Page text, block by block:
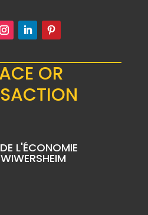
OR
L'ÉCONOMIE